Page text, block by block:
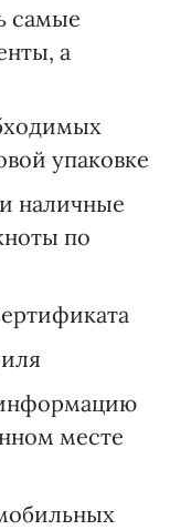
самые
а
упаковке
наличные
по
месте